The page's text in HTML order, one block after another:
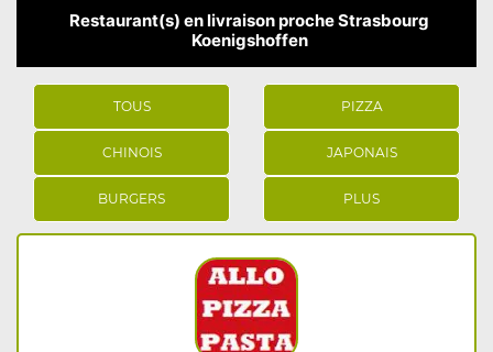
Restaurant(s) en livraison proche Strasbourg
Koenigshoffen
TOUS PIZZA
CHINOIS JAPONAIS
BURGERS PLUS